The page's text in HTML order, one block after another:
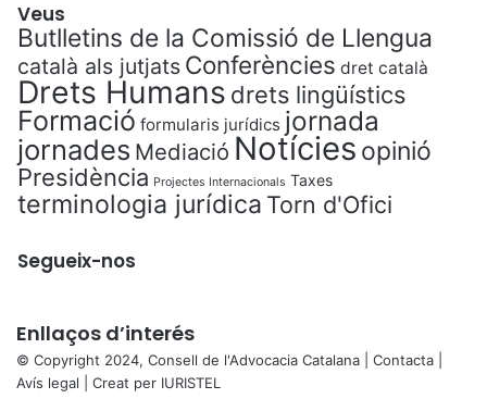
Veus
Butlletins de la Comissió de Llengua
català als jutjats Conferències dret català
Drets Humans drets lingüístics
Formació formularis jurídics jornada
jornades Mediació Notícies opinió
Presidència Projectes Internacionals Taxes
terminologia jurídica Torn d'Ofici
Segueix-nos
Enllaços d’interés
© Copyright 2024, Consell de l'Advocacia Catalana | Contacta
Avís legal | Creat per IURISTEL